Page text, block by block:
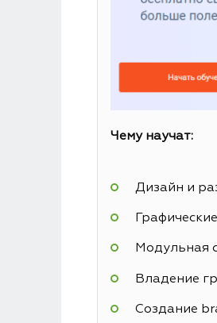
Чему научат:
Дизайн и
Модульная
Владение
Создание